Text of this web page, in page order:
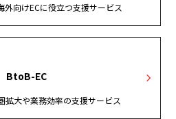
外向けECに役立つ支援サービス
BtoB-EC
拡大や業務効率の支援サービス